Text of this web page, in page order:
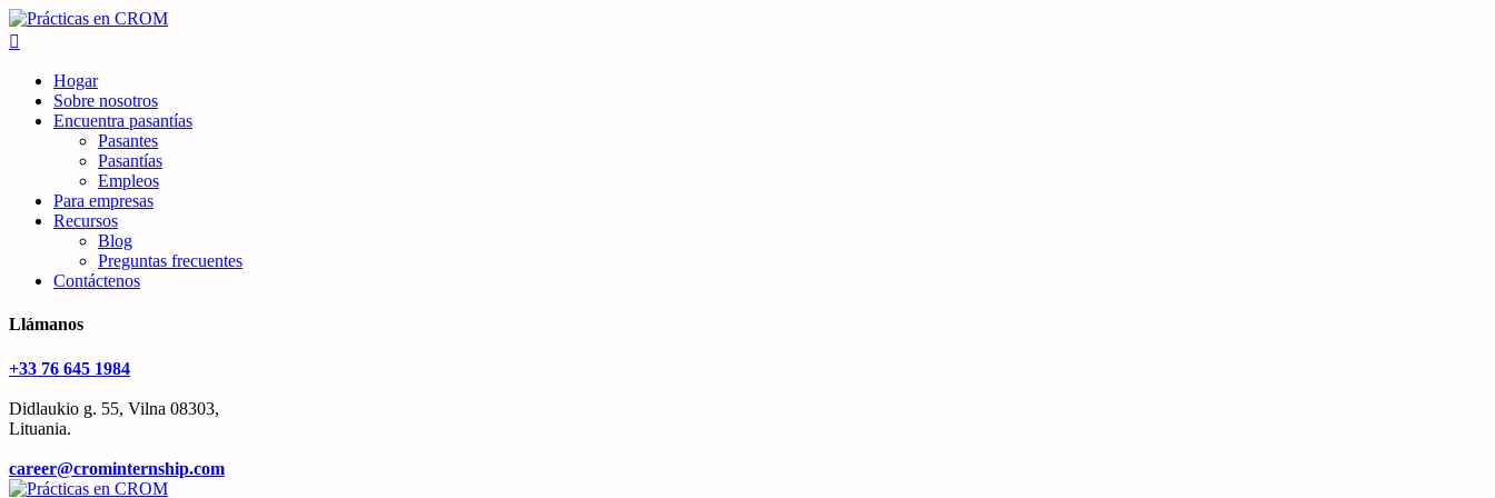
Hogar
Sobre nosotros
Encuentra pasantías
Pasantes
Pasantías
Empleos
Para empresas
Recursos
Blog
Preguntas frecuentes
Contáctenos
Llámanos
+33 76 645 1984
Didlaukio g. 55, Vilna 08303,
Lituania.
career@crominternship.com